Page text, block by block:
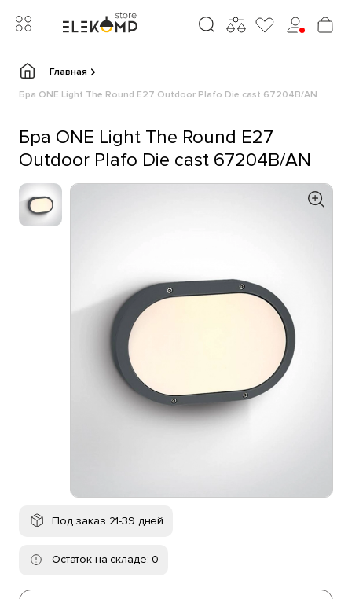
Главная
Бра ONE Light The Round E27 Outdoor Plafo Die cast 67204B/AN
Бра ONE Light The Round E27
Outdoor Plafo Die cast 67204B/AN
Под заказ 21-39 дней
Остаток на складе: 0